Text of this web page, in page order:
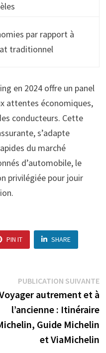
par rapport à
traditionnel
en 2024 offre un panel
attentes économiques,
conducteurs. Cette
s’adapte
du marché
d’automobile, le
privilégiée pour jouir
PIN IT SHARE
:
PUBLICATION SUIVANTE
autrement et à
l’ancienne : Itinéraire
Guide Michelin
et ViaMichelin